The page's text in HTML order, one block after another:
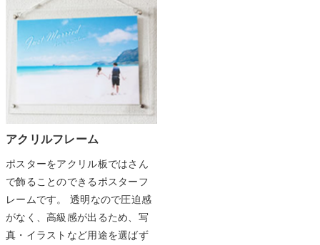
アクリルフレーム
ポスターをアクリル板ではさん
で飾ることのできるポスターフ
レームです。 透明なので圧迫感
がなく、高級感が出るため、写
真・イラストなど用途を選ばず